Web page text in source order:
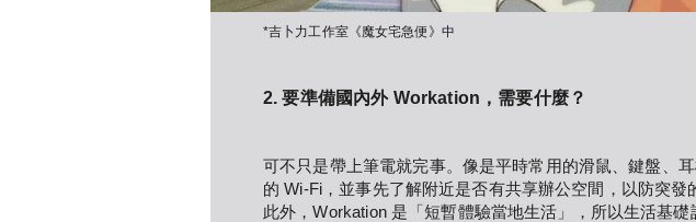
*吉卜力工作室《魔女宅急便》中
2. 要準備國內外 Workation，需要什麼？
可不只是帶上筆電就完事。像是平時常用的滑鼠、鍵盤、
的 Wi-Fi，並事先了解附近是否有共享辦公空間，以防突發
此外，Workation 是「短暫體驗當地生活」，所以生活基